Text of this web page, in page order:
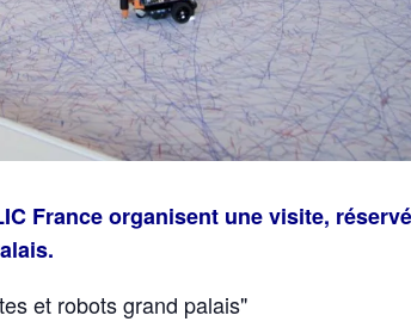
France organisent une visite,